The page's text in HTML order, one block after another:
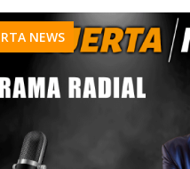
NEWS